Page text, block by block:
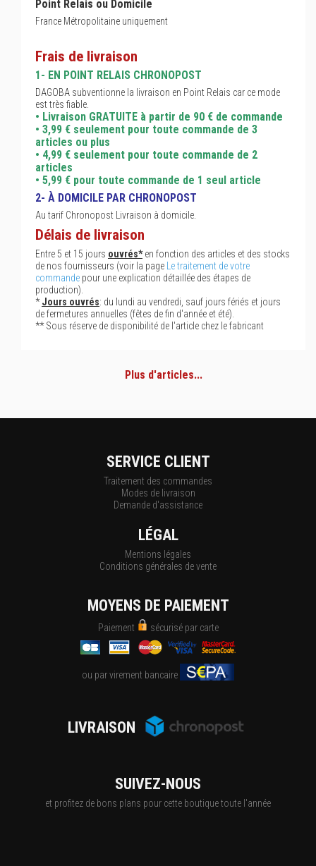
Point Relais ou Domicile
France Métropolitaine uniquement
Frais de livraison
1- EN POINT RELAIS CHRONOPOST
DAGOBA subventionne la livraison en Point Relais car ce mode
est très fiable.
• Livraison GRATUITE à partir de 90 € de commande
• 3,99 € seulement pour toute commande de 3
articles ou plus
• 4,99 € seulement pour toute commande de 2
articles
• 5,99 € pour toute commande de 1 seul article
2- À DOMICILE PAR CHRONOPOST
Au tarif Chronopost Livraison à domicile.
Délais de livraison
Entre 5 et 15 jours ouvrés*en fonction des articles et des stocks
de nos fournisseurs (voir la page
Le traitement de votre
commande pour une explication détaillée des étapes de
production).
*Jours ouvrés: du lundi au vendredi, sauf jours fériés et jours
de fermetures annuelles (fêtes de fin d'année et été).
** Sous réserve de disponibilité de l'article chez le fabricant
Plus d'articles...
SERVICE CLIENT
Traitement des commandes
Modes de livraison
Demande d'assistance
LÉGAL
Mentions légales
Conditions générales de vente
MOYENS DE PAIEMENT
Paiement sécurisé par carte
ou par virement bancaire
LIVRAISON
SUIVEZ-NOUS
et profitez de bons plans pour cette boutique toute l'année